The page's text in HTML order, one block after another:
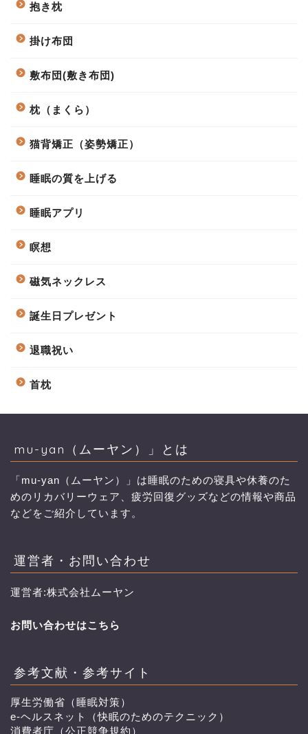
抱き枕
掛け布団
敷布団(敷き布団)
枕（まくら）
猫背矯正（姿勢矯正）
睡眠の質を上げる
睡眠アプリ
瞑想
磁気ネックレス
誕生日プレゼント
退職祝い
首枕
mu-yan（ムーヤン）」とは
「mu-yan（ムーヤン）」は睡眠のための寝具や休養のた
めのリカバリーウェア、疲労回復グッズなどの情報や商品
などをご紹介しています。
運営者・お問い合わせ
運営者:株式会社ムーヤン
お問い合わせはこちら
参考文献・参考サイト
厚生労働省（睡眠対策）
e-ヘルスネット（快眠のためのテクニック）
消費者庁（公正競争規約）